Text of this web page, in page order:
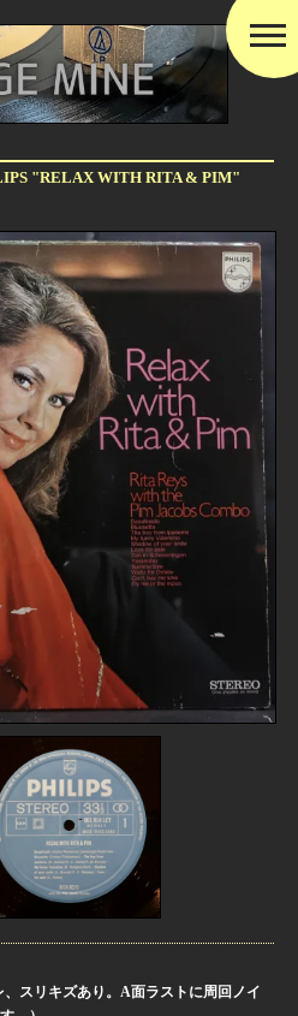
"RELAX WITH RITA & PIM"
、スリキズあり。A面ラストに周回ノイ